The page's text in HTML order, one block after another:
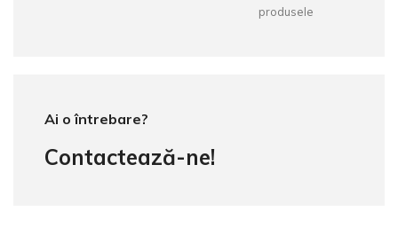
produsele
Ai o întrebare?
Contactează-ne!